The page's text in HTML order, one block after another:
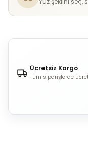
Ücretsiz Kargo
Tüm siparişlerde